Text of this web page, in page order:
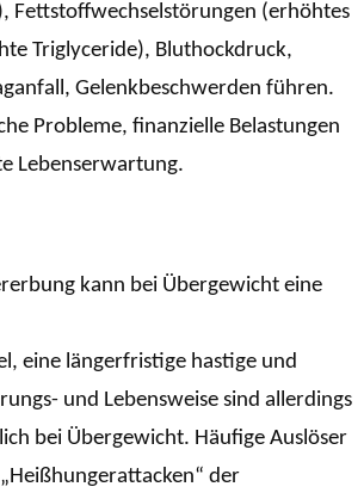
Fettstoffwechselstörungen (erhöhtes
Triglyceride), Bluthockdruck,
Gelenkbeschwerden führen.
Probleme, finanzielle Belastungen
Lebenserwartung.
kann bei Übergewicht eine
eine längerfristige hastige und
und Lebensweise sind allerdings
bei Übergewicht. Häufige Auslöser
der